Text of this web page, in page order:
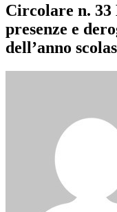
Circolare n.
presenze e
dell’anno